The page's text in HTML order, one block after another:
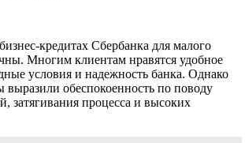
кредитах Сбербанка для малого
Многим клиентам нравятся удобное
условия и надежность банка. Однако
выразили обеспокоенность по поводу
затягивания процесса и высоких